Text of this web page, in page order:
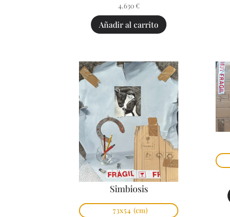
4.630 €
Añadir al carrito
Simbiosis
73x54 (cm)